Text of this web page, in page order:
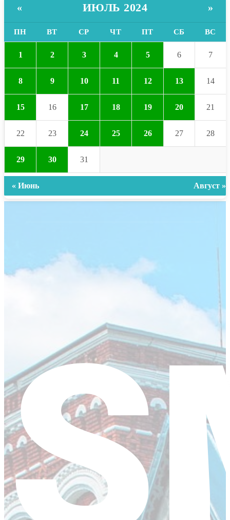
« ИЮЛЬ 2024 »
ПН ВТ СР ЧТ ПТ СБ ВС
1 2 3 4 5 6 7
8 9 10 11 12 13 14
15 16 17 18 19 20 21
22 23 24 25 26 27 28
29 30 31
« Июнь Август »